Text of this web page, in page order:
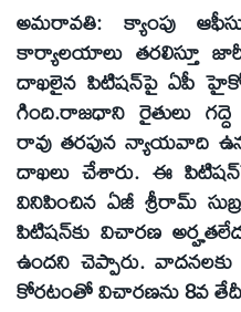
అమరావతి: క్యాంపు
కార్యాలయాలు తరలిస్తూ
దాఖలైన పిటిషన్‌పై ఏపీ
గింది.రాజధాని రైతులు
రావు తరపున న్యాయవాది
దాఖలు చేశారు. ఈ
వినిపించిన ఏజీ శ్రీరామ్‌
పిటిషన్‌కు విచారణ
ఉందని చెప్పారు.
కోరటంతో విచారణను 8వ